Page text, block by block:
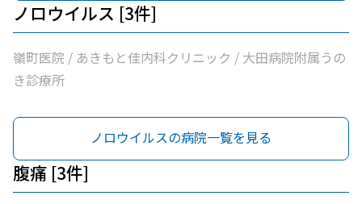
ノロウイルス [3件]
嶺町医院 / あきもと佳内科クリニック / 大田病院附属うの
き診療所
ノロウイルスの病院一覧を見る
腹痛 [3件]